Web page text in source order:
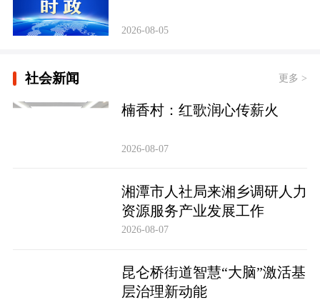
2026-08-05
社会新闻 更多 >
楠香村：红歌润心传薪火
2026-08-07
湘潭市人社局来湘乡调研人力
资源服务产业发展工作
2026-08-07
昆仑桥街道智慧“大脑”激活基
层治理新动能